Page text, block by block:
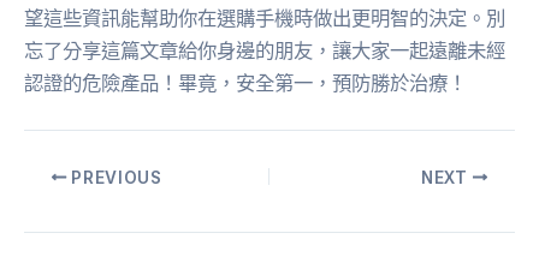
望這些資訊能幫助你在選購手機時做出更明智的決定。別
忘了分享這篇文章給你身邊的朋友，讓大家一起遠離未經
認證的危險產品！畢竟，安全第一，預防勝於治療！
PREVIOUS NEXT